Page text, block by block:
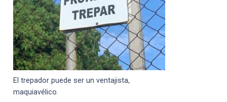
El trepador puede ser un ventajista,
maquiavélico.